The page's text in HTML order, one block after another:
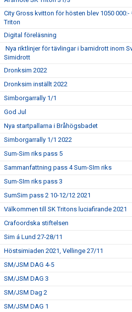
City Gross kvitton för hösten blev 1050 000:-
Triton
Digital föreläsning
Nya riktlinjer för tävlingar i barnidrott inom
Simidrott
Dronksim 2022
Dronksim inställt 2022
Simborgarrally 1/1
God Jul
Nya startpallarna i Bråhögsbadet
Simborgarrally 1/1 2022
Sum-Sim riks pass 5
Sammanfattning pass 4 Sum-SIm riks
Sum-SIm riks pass 3
SumSim pass 2 10-12/12 2021
Välkommen till SK Tritons luciafirande 2021
Crafoordska stiftelsen
Sim á Lund 27-28/11
Höstsimiaden 2021, Vellinge 27/11
SM/JSM DAG 4-5
SM/JSM DAG 3
SM/JSM Dag 2
SM/JSM DAG 1